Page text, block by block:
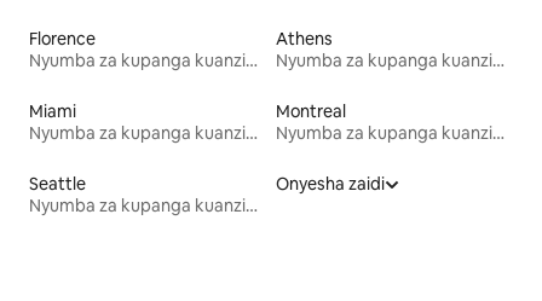
Florence
Nyumba za kupanga kuanzia mwezi mmoja
Athens
Nyumba za kupanga kuanzia mwezi mmoja
Miami
Nyumba za kupanga kuanzia mwezi mmoja
Montreal
Nyumba za kupanga kuanzia mwezi mmoja
Seattle
Nyumba za kupanga kuanzia mwezi mmoja
Onyesha zaidi